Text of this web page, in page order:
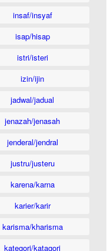
insaf/insyaf
isap/hisap
istri/isteri
izin/ijin
jadwal/jadual
jenazah/jenasah
jenderal/jendral
justru/justeru
karena/karna
karier/karir
karisma/kharisma
kategori/katagori